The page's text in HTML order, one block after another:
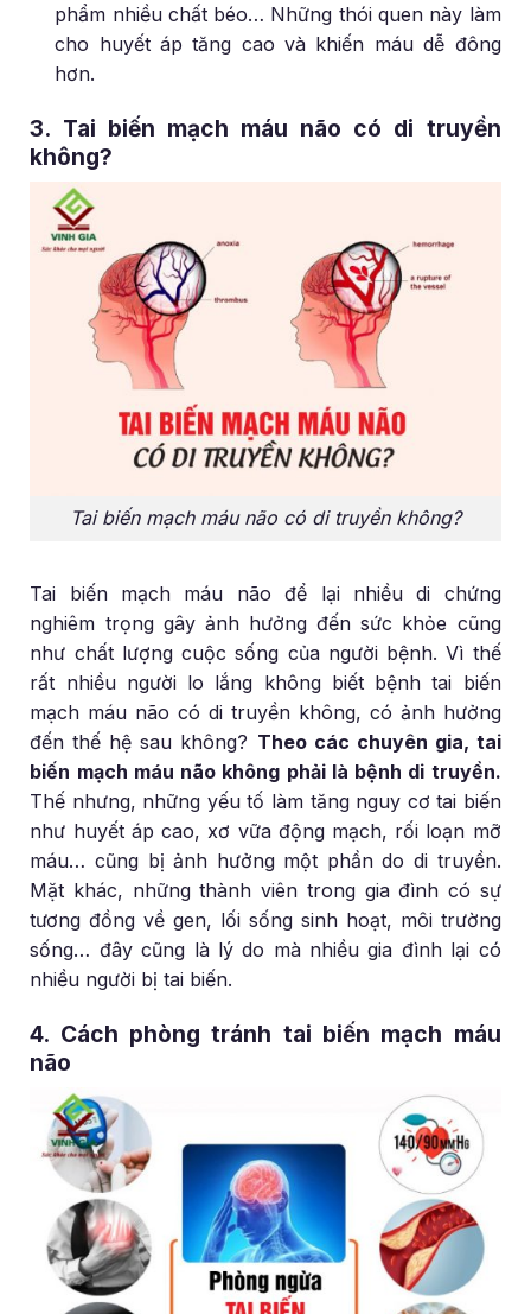
phẩm nhiều chất béo… Những thói quen này làm
cho huyết áp tăng cao và khiến máu dễ đông
hơn.
3. Tai biến mạch máu não có di truyền
không?
Tai biến mạch máu não có di truyền không?
Tai biến mạch máu não để lại nhiều di chứng
nghiêm trọng gây ảnh hưởng đến sức khỏe cũng
như chất lượng cuộc sống của người bệnh. Vì thế
rất nhiều người lo lắng không biết bệnh tai biến
mạch máu não có di truyền không, có ảnh hưởng
đến thế hệ sau không? Theo các chuyên gia, tai
biến mạch máu não không phải là bệnh di truyền.
Thế nhưng, những yếu tố làm tăng nguy cơ tai biến
như huyết áp cao, xơ vữa động mạch, rối loạn mỡ
máu… cũng bị ảnh hưởng một phần do di truyền.
Mặt khác, những thành viên trong gia đình có sự
tương đồng về gen, lối sống sinh hoạt, môi trường
sống… đây cũng là lý do mà nhiều gia đình lại có
nhiều người bị tai biến.
4. Cách phòng tránh tai biến mạch máu
não